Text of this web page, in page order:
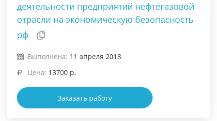
деятельности предприятий нефтегазовой
отрасли на экономическую безопасность
рф
Выполнена: 11 апреля 2018
Цена: 13700 р.
Заказать работу